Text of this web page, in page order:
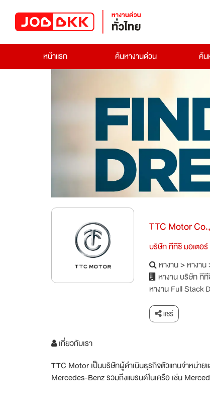
หน้าแรก
ค้นหางานด่วน ค้น
TTC Motor
บริษัท ทีทีซี มอเตอ
หางาน>หางาน
หางาน บริษัท ที
หางาน Full Stack
แชร์
เกี่ยวกับเรา
TTC Motor เป็นบริษัทผู้ดำเนินธุรกิจตัวแทนจำหน่า
Mercedes-Benz รวมถึงแบรนด์ในเครือ เช่น